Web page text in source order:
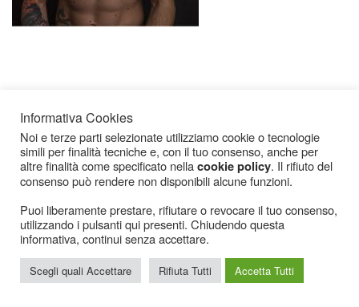
Icarius.com Copyright © 2000 - 2022 |Privacy Policy|Cookies Policy| Consenso
Cookies
Informativa Cookies
Noi e terze parti selezionate utilizziamo cookie o tecnologie
simili per finalità tecniche e, con il tuo consenso, anche per
altre finalità come specificato nellacookie policy. Il rifiuto del
consenso può rendere non disponibili alcune funzioni.
Puoi liberamente prestare, rifiutare o revocare il tuo consenso,
utilizzando i pulsanti qui presenti. Chiudendo questa
informativa, continui senza accettare.
Scegli quali Accettare Rifiuta Tutti Accetta Tutti